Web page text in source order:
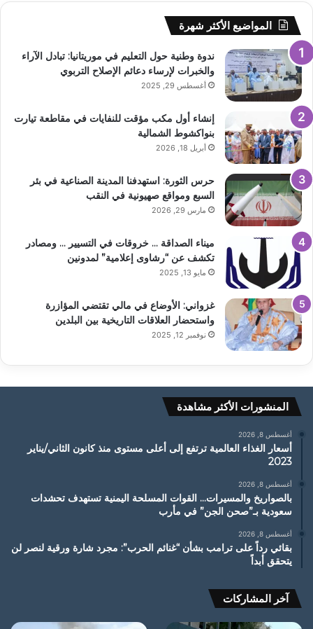
المواضيع الأكثر شهرة
ندوة وطنية حول التعليم في موريتانيا: تبادل الآراء
والخبرات لإرساء دعائم الإصلاح التربوي
أغسطس 29, 2025
إنشاء أول مكب مؤقت للنفايات في مقاطعة تيارت
بنواكشوط الشمالية
أبريل 18, 2026
حرس الثورة: استهدفنا المدينة الصناعية في بئر
السبع ومواقع صهيونية في النقب
مارس 29, 2026
ميناء الصداقة … خروقات في التسيير … ومصادر
تكشف عن “رشاوى إعلامية” لمدونين
مايو 13, 2025
غزواني: الأوضاع في مالي تقتضي المؤازرة
واستحضار العلاقات التاريخية بين البلدين
نوفمبر 12, 2025
المنشورات الأكثر مشاهدة
أغسطس 8, 2026
أسعار الغذاء العالمية ترتفع إلى أعلى مستوى منذ كانون الثاني/يناير
2023
أغسطس 8, 2026
بالصواريخ والمسيرات… القوات المسلحة اليمنية تستهدف تحشدات
سعودية بـ”صحن الجن” في مأرب
أغسطس 8, 2026
بقائي رداً على ترامب بشأن “غنائم الحرب”: مجرد شارة ورقية لنصر لن
يتحقق أبداً
آخر المشاركات